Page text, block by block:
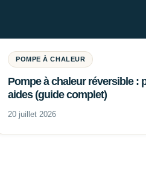
POMPE À CHALEUR
Pompe à chaleur réversible :
aides (guide complet)
20 juillet 2026